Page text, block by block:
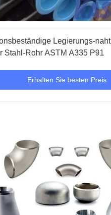
Legierungs-
Stahl-Rohr ASTM A335 P91
Erhalten Sie besten Preis